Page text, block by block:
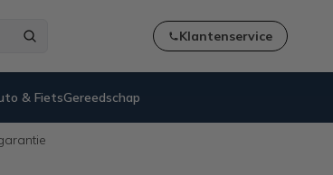
Klantenservice
& FietsGereedschap